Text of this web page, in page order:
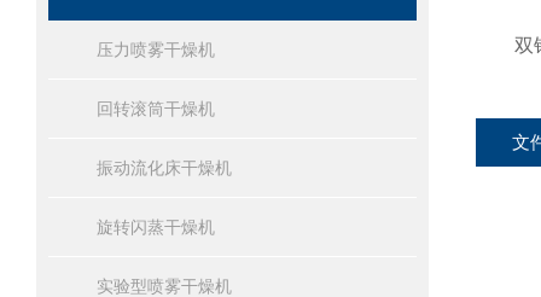
压力喷雾干燥机
回转滚筒干燥机
振动流化床干燥机
旋转闪蒸干燥机
实验型喷雾干燥机
双锥
文